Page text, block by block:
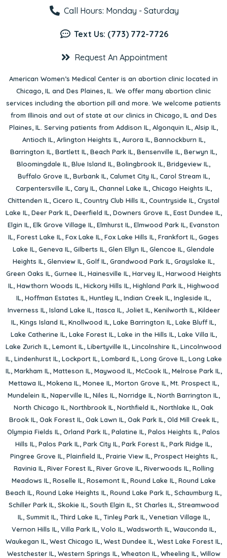
Call Hours: Monday - Saturday
Text Us: (773) 772-7726
Request An Appointment
American Women’s Medical Center is an abortion clinic located in
Chicago, IL and Des Plaines, IL. We offer many abortion clinic
services including the abortion pill and more. We welcome patients
from Illinois and out of state at our clinics in Chicago, IL and Des
Plaines, IL. Serving patients from Addison IL, Algonquin IL, Alsip IL,
Antioch IL, Arlington Heights IL, Aurora IL, Bannockburn IL,
Barrington IL, Bartlett IL, Beach Park IL, Bensenville IL, Berwyn IL,
Bloomingdale IL, Blue Island IL, Bolingbrook IL, Bridgeview IL,
Buffalo Grove IL, Burbank IL, Calumet City IL, Carol Stream IL,
Carpentersville IL, Cary IL, Channel Lake IL, Chicago Heights IL,
Chittenden IL, Cicero IL, Country Club Hills IL, Countryside IL, Crystal
Lake IL, Deer Park IL, Deerfield IL, Downers Grove IL, East Dundee IL,
Elgin IL, Elk Grove Village IL, Elmhurst IL, Elmwood Park IL, Evanston
IL, Forest Lake IL, Fox Lake IL, Fox Lake Hills IL, Frankfort IL, Gages
Lake IL, Geneva IL, Gilberts IL, Glen Ellyn IL, Glencoe IL, Glendale
Heights IL, Glenview IL, Golf IL, Grandwood Park IL, Grayslake IL,
Green Oaks IL, Gurnee IL, Hainesville IL, Harvey IL, Harwood Heights
IL, Hawthorn Woods IL, Hickory Hills IL, Highland Park IL, Highwood
IL, Hoffman Estates IL, Huntley IL, Indian Creek IL, Ingleside IL,
Inverness IL, Island Lake IL, Itasca IL, Joliet IL, Kenilworth IL, Kildeer
IL, Kings Island IL, Knollwood IL, Lake Barrington IL, Lake Bluff IL,
Lake Catherine IL, Lake Forest IL, Lake in the Hills IL, Lake Villa IL,
Lake Zurich IL, Lemont IL, Libertyville IL, Lincolnshire IL, Lincolnwood
IL, Lindenhurst IL, Lockport IL, Lombard IL, Long Grove IL, Long Lake
IL, Markham IL, Matteson IL, Maywood IL, McCook IL, Melrose Park IL,
Mettawa IL, Mokena IL, Monee IL, Morton Grove IL, Mt. Prospect IL,
Mundelein IL, Naperville IL, Niles IL, Norridge IL, North Barrington IL,
North Chicago IL, Northbrook IL, Northfield IL, Northlake IL, Oak
Brook IL, Oak Forest IL, Oak Lawn IL, Oak Park IL, Old Mill Creek IL,
Olympia Fields IL, Orland Park IL, Palatine IL, Palos Heights IL, Palos
Hills IL, Palos Park IL, Park City IL, Park Forest IL, Park Ridge IL,
Pingree Grove IL, Plainfield IL, Prairie View IL, Prospect Heights IL,
Ravinia IL, River Forest IL, River Grove IL, Riverwoods IL, Rolling
Meadows IL, Roselle IL, Rosemont IL, Round Lake IL, Round Lake
Beach IL, Round Lake Heights IL, Round Lake Park IL, Schaumburg IL,
Schiller Park IL, Skokie IL, South Elgin IL, St Charles IL, Streamwood
IL, Summit IL, Third Lake IL, Tinley Park IL, Venetian Village IL,
Vernon Hills IL, Villa Park IL, Volo IL, Wadsworth IL, Wauconda IL,
Waukegan IL, West Chicago IL, West Dundee IL, West Lake Forest IL,
Westchester IL, Western Springs IL, Wheaton IL, Wheeling IL, Willow